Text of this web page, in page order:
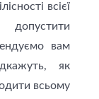
всієї
вам
як
всьому